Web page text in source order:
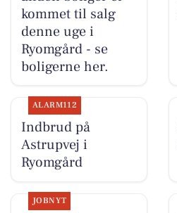
kommet til salg
denne uge i
Ryomgård - se
boligerne her.
ALARM112
Indbrud på
Astrupvej i
Ryomgård
JOBNYT